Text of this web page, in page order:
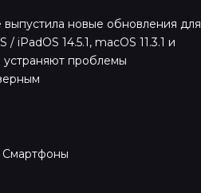
выпустила новые обновления для
14.5.1, macOS 11.3.1 и
устраняют проблемы